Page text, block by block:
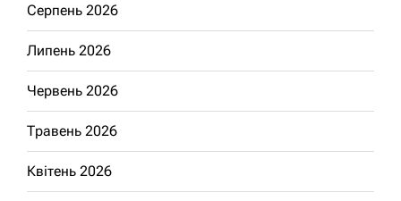
Серпень 2026
Липень 2026
Червень 2026
Травень 2026
Квітень 2026